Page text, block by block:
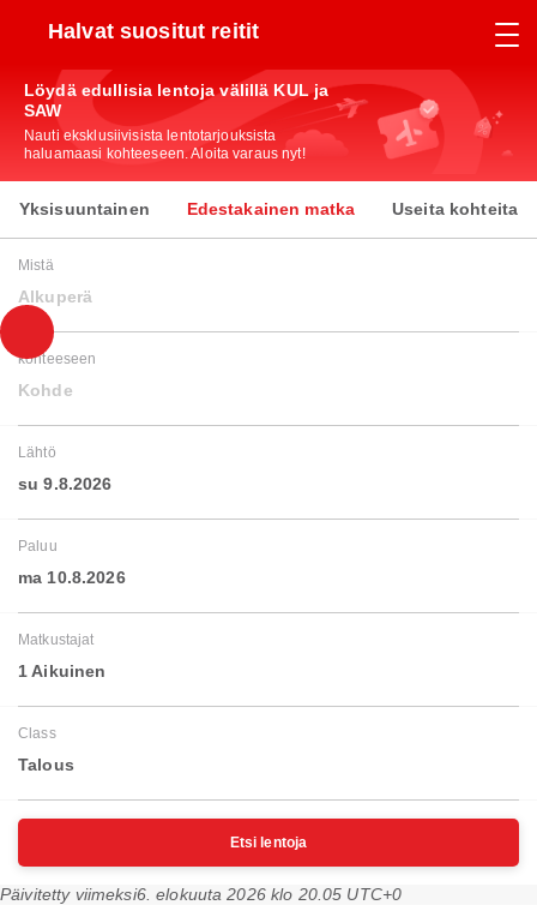
Halvat suositut reitit
Löydä edullisia lentoja välillä KUL ja
SAW
Nauti eksklusiivisista lentotarjouksista
haluamaasi kohteeseen. Aloita varaus nyt!
Yksisuuntainen Edestakainen matka Useita kohteita
Mistä
Alkuperä
kohteeseen
Kohde
Lähtö
su 9.8.2026
Paluu
ma 10.8.2026
Matkustajat
1 Aikuinen
Class
Talous
Etsi lentoja
Päivitetty viimeksi6. elokuuta 2026 klo 20.05 UTC+0